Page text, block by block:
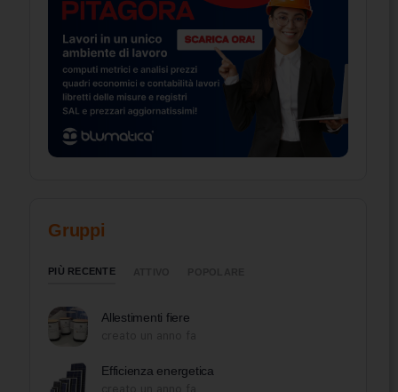
Gruppi
PIÙ RECENTE
Allestimenti fiere
Efficienza energetica